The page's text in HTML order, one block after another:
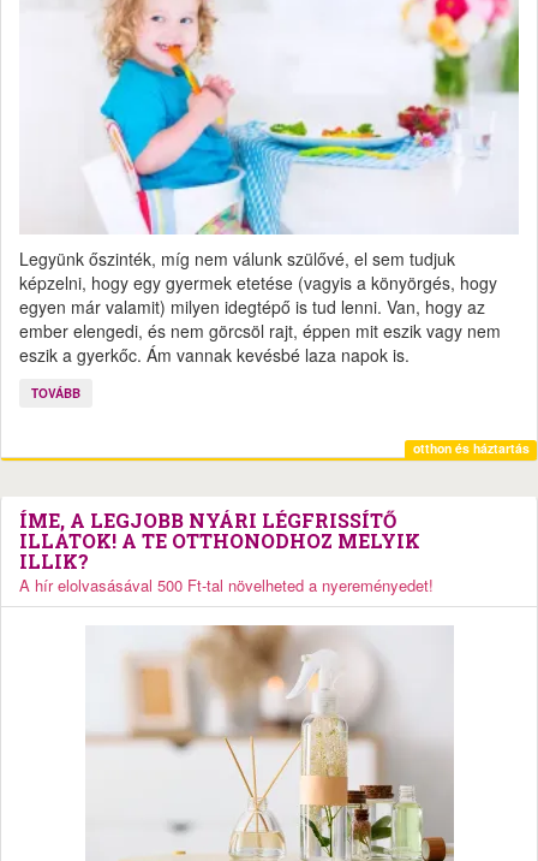
Legyünk őszinték, míg nem válunk szülővé, el sem tudjuk
képzelni, hogy egy gyermek etetése (vagyis a könyörgés, hogy
egyen már valamit) milyen idegtépő is tud lenni. Van, hogy az
ember elengedi, és nem görcsöl rajt, éppen mit eszik vagy nem
eszik a gyerkőc. Ám vannak kevésbé laza napok is.
TOVÁBB
otthon és háztartás
ÍME, A LEGJOBB NYÁRI LÉGFRISSÍTŐ
ILLATOK! A TE OTTHONODHOZ MELYIK
ILLIK?
A hír elolvasásával 500 Ft-tal növelheted a nyereményedet!